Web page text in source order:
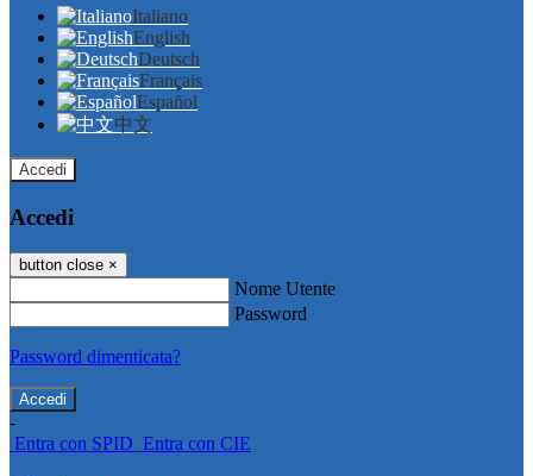
Italiano
English
Deutsch
Français
Español
中文
Accedi
Accedi
button close ×
Nome Utente
Password
Password dimenticata?
-
Entra con SPID Entra con CIE